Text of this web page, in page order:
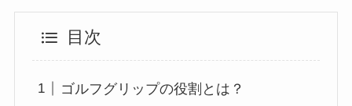
目次
ゴルフグリップの役割とは？